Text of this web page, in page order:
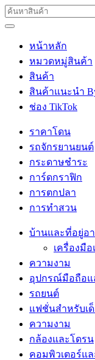
หน้าหลัก
หมวดหมู่สินค้า
สินค้า
สินค้าแนะนำ
ช่อง TikTok
ราคาโดน
รถจักรยานยนต์
กระดาษชำระ
การ์ดกราฟิก
การตกปลา
การทำสวน
บ้านและที่อยู่อ
เครื่องมื
ความงาม
อุปกรณ์มือถือแ
รถยนต์
แฟชั่นสำหรับเ
ความงาม
กล้องและโดรน
คอมพิวเตอร์แ